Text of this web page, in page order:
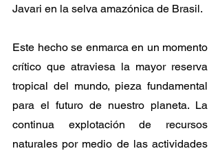
Javari en la selva amazónica de Brasil.
Este hecho se enmarca en un momento
crítico que atraviesa la mayor reserva
tropical del mundo, pieza fundamental
para el futuro de nuestro planeta. La
continua explotación de recursos
naturales por medio de las actividades